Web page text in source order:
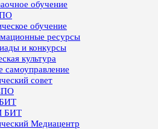
обучение
обучение
ресурсы
и конкурсы
культура
самоуправление
совет
БИТ
Медиацентр